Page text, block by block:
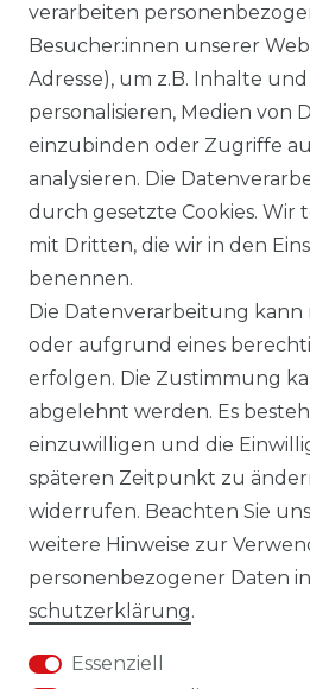
ZUR KASSE
HILFE
INFORMATIONEN
KONTAKT
DATENSCHUTZERKLÄRUNG
IMPRESSUM
AGB
KONTAKT
REUTEWEG 2/1, 73035
E-MAIL: INFO@BS-
verarbeiten
Besucher:innen unserer
Adresse), um z.B. Inhalte
personalisieren, Medien von
einzubinden oder Zugriffe
analysieren. Die
durch gesetzte Cookies. Wir
mit Dritten, die wir in den
benennen.
Die Datenverarbeitung kann
oder aufgrund eines
erfolgen. Die Zustimmung
abgelehnt werden. Es
einzuwilligen und die
späteren Zeitpunkt zu
widerrufen. Beachten Sie
weitere Hinweise zur
personenbezogener Daten
schutz­erklärung.
Essenziell